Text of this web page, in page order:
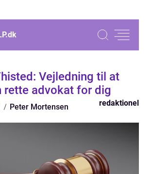
dk
Vejledning til at
advokat for dig
Peter Mortensen redaktionel